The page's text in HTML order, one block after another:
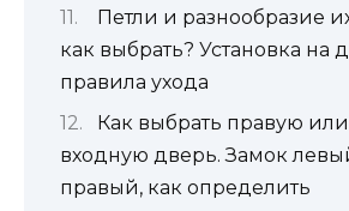
Петли и разнообразие
как выбрать? Установка на
правила ухода
Как выбрать правую
входную дверь. Замок
правый, как определить